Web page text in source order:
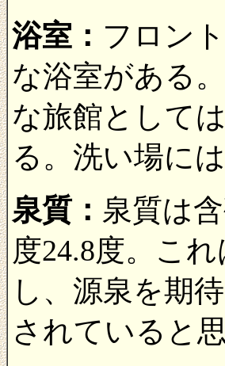
浴室： フロン
な浴室がある
な旅館として
る。洗い場に
泉質： 泉質は
度24.8度。こ
し、源泉を期
されていると